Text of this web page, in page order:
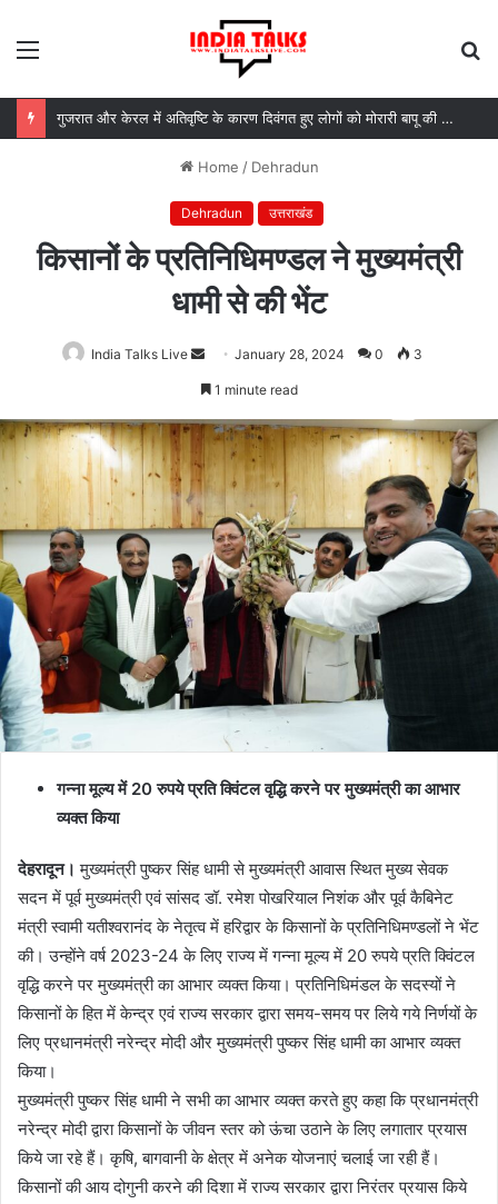
गुजरात और केरल में अतिवृष्टि के कारण दिवंगत हुए लोगों को मोरारी बापू की श्रद्धांजलि और उनके परिजनों को सहायता
Home / Dehradun
Dehradun उत्तराखंड
किसानों के प्रतिनिधिमण्डल ने मुख्यमंत्री
धामी से की भेंट
India Talks Live
Send
an
January 28, 2024 0 3
1 minute read
गन्ना मूल्य में 20 रुपये प्रति क्विंटल वृद्धि करने पर मुख्यमंत्री का आभार
व्यक्त किया
देहरादून। मुख्यमंत्री पुष्कर सिंह धामी से मुख्यमंत्री आवास स्थित मुख्य सेवक
सदन में पूर्व मुख्यमंत्री एवं सांसद डॉ. रमेश पोखरियाल निशंक और पूर्व कैबिनेट
मंत्री स्वामी यतीश्वरानंद के नेतृत्व में हरिद्वार के किसानों के प्रतिनिधिमण्डलों ने भेंट
की। उन्होंने वर्ष 2023-24 के लिए राज्य में गन्ना मूल्य में 20 रुपये प्रति क्विंटल
वृद्धि करने पर मुख्यमंत्री का आभार व्यक्त किया। प्रतिनिधिमंडल के सदस्यों ने
किसानों के हित में केन्द्र एवं राज्य सरकार द्वारा समय-समय पर लिये गये निर्णयों के
लिए प्रधानमंत्री नरेन्द्र मोदी और मुख्यमंत्री पुष्कर सिंह धामी का आभार व्यक्त
किया।
मुख्यमंत्री पुष्कर सिंह धामी ने सभी का आभार व्यक्त करते हुए कहा कि प्रधानमंत्री
नरेन्द्र मोदी द्वारा किसानों के जीवन स्तर को ऊंचा उठाने के लिए लगातार प्रयास
किये जा रहे हैं। कृषि, बागवानी के क्षेत्र में अनेक योजनाएं चलाई जा रही हैं।
किसानों की आय दोगुनी करने की दिशा में राज्य सरकार द्वारा निरंतर प्रयास किये